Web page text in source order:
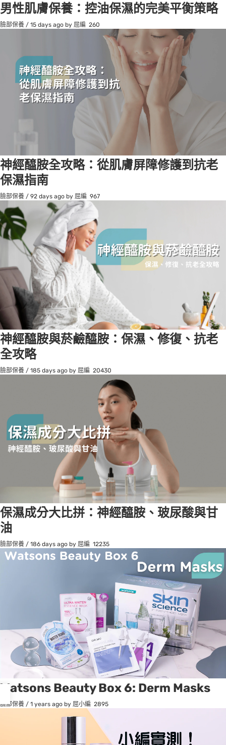
男性肌膚保養：控油保濕的完美平衡策略
臉部保養 / 15 days ago by 屈編 260
神經醯胺全攻略：從肌膚屏障修護到抗老
保濕指南
臉部保養 / 92 days ago by 屈編 967
神經醯胺與菸鹼醯胺：保濕、修復、抗老
全攻略
臉部保養 / 185 days ago by 屈編 20430
保濕成分大比拼：神經醯胺、玻尿酸與甘
油
臉部保養 / 186 days ago by 屈編 12235
Watsons Beauty Box 6: Derm Masks
臉部保養 / 1 years ago by 屈小編 2895